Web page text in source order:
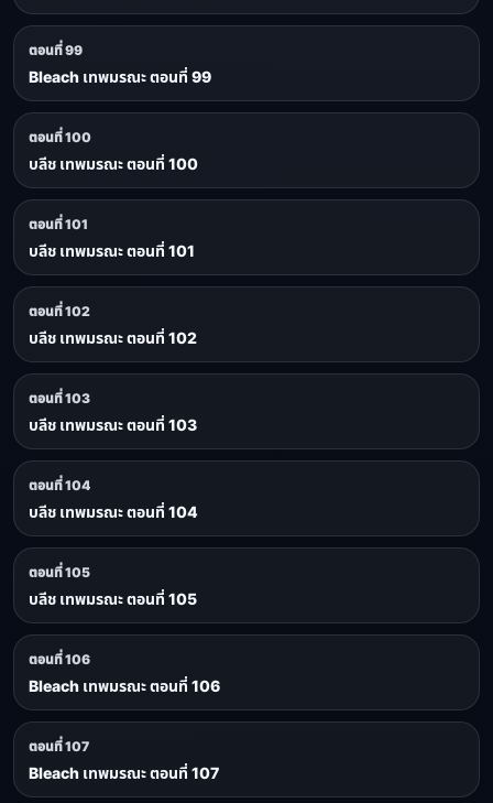
ตอนที่ 99
Bleach เทพมรณะ ตอนที่ 99
ตอนที่ 100
บลีช เทพมรณะ ตอนที่ 100
ตอนที่ 101
บลีช เทพมรณะ ตอนที่ 101
ตอนที่ 102
บลีช เทพมรณะ ตอนที่ 102
ตอนที่ 103
บลีช เทพมรณะ ตอนที่ 103
ตอนที่ 104
บลีช เทพมรณะ ตอนที่ 104
ตอนที่ 105
บลีช เทพมรณะ ตอนที่ 105
ตอนที่ 106
Bleach เทพมรณะ ตอนที่ 106
ตอนที่ 107
Bleach เทพมรณะ ตอนที่ 107